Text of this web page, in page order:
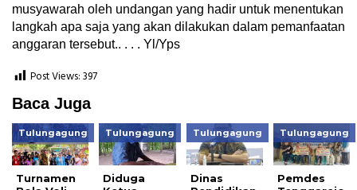
musyawarah oleh undangan yang hadir untuk menentukan
langkah apa saja yang akan dilakukan dalam pemanfaatan
anggaran tersebut.. . . . Yl/Yps
Post Views:397
Baca Juga
Tulungagung
Turnamen
Tulungagung
Diduga
Tulungagung
Dinas
Tulungagung
Pemdes